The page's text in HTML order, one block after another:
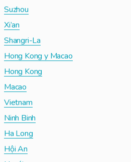
Suzhou
Xi’an
Shangri-La
Hong Kong y Macao
Hong Kong
Macao
Vietnam
Ninh Binh
Ha Long
Hội An